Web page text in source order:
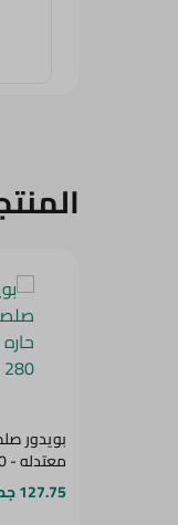
بويدور
معتدله - 280 جم
127.75 جم